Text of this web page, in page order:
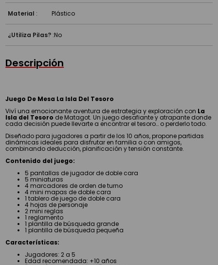
Material : Plástico
¿Utiliza Pilas? :No
Descripción
Juego De Mesa La Isla Del Tesoro
Viví una emocionante aventura de estrategia y exploración con La
Isla del Tesoro de Matagot. Un juego desafiante y atrapante donde
cada decisión puede llevarte a encontrar el tesoro… o perderlo todo.
Diseñado para jugadores a partir de los 10 años, propone partidas
dinámicas ideales para disfrutar en familia o con amigos,
combinando deducción, planificación y tensión constante.
Contenido del juego:
5 pantallas de jugador de doble cara
5 miniaturas
4 marcadores de orden de turno
4 mini mapas de doble cara
1 tablero de juego de doble cara
4 hojas de personaje
2 mini reglas
1 reglamento
1 plantilla de búsqueda grande
1 plantilla de búsqueda pequeña
Características:
Jugadores: 2 a 5
Edad recomendada: +10 años